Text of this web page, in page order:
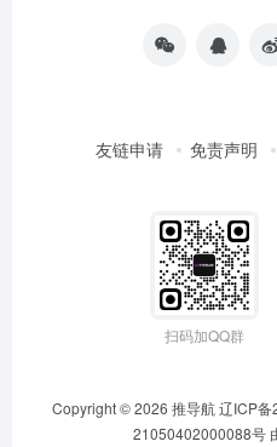
友链申请 免责声明
扫码加QQ群
Copyright © 2026 推导航 辽ICP
21050402000088号